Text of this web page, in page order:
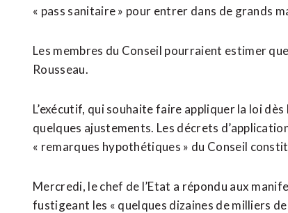
« pass sanitaire » pour entrer dans de grands
Les membres du Conseil pourraient estimer
Rousseau.
L’exécutif, qui souhaite faire appliquer la loi
quelques ajustements. Les décrets
« remarques hypothétiques » du Conseil
Mercredi, le chef de l’Etat a répondu aux
fustigeant les « quelques dizaines de milliers